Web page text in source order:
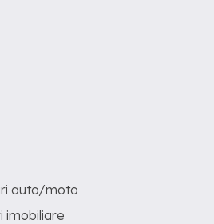
auto/moto
imobiliare